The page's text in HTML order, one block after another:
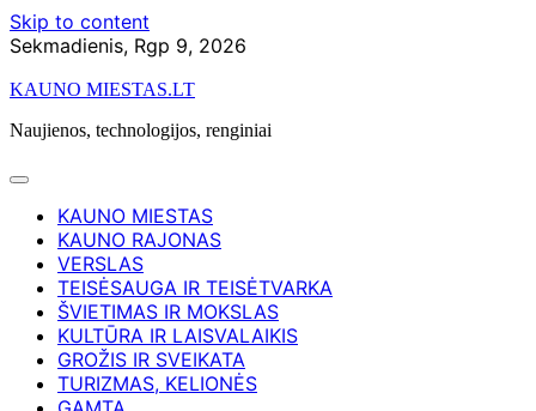
Skip to content
Sekmadienis, Rgp 9, 2026
KAUNO MIESTAS.LT
Naujienos, technologijos, renginiai
KAUNO MIESTAS
KAUNO RAJONAS
VERSLAS
TEISĖSAUGA IR TEISĖTVARKA
ŠVIETIMAS IR MOKSLAS
KULTŪRA IR LAISVALAIKIS
GROŽIS IR SVEIKATA
TURIZMAS, KELIONĖS